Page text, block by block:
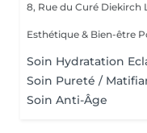
8, Rue du Curé Diekirch
Soin Hydratation
Soin Pureté /
Soin Anti-Âge